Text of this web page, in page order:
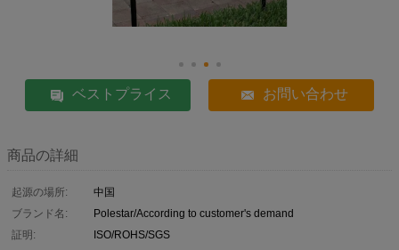
ベストプライス お問い合わせ
商品の詳細
起源の場所:
中国
ブランド名:
Polestar/According to customer's demand
証明:
ISO/ROHS/SGS